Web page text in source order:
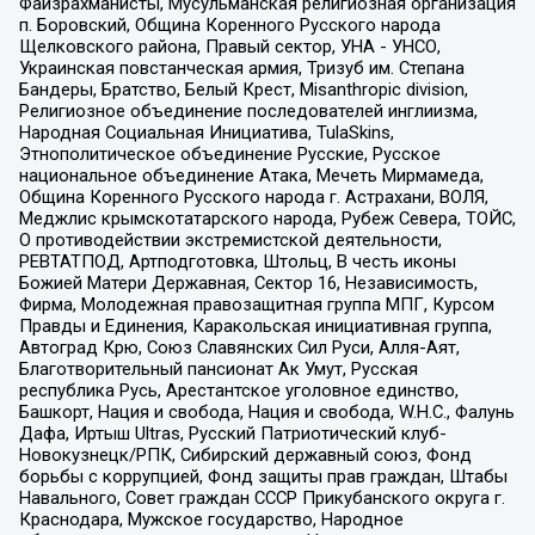
п. Боровский, Община Коренного Русского народа
Щелковского района, Правый сектор, УНА - УНСО,
Украинская повстанческая армия, Тризуб им. Степана
Бандеры, Братство, Белый Крест, Misanthropic division,
Религиозное объединение последователей инглиизма,
Народная Социальная Инициатива, TulaSkins,
Этнополитическое объединение Русские, Русское
национальное объединение Атака, Мечеть Мирмамеда,
Община Коренного Русского народа г. Астрахани, ВОЛЯ,
Меджлис крымскотатарского народа, Рубеж Севера, ТОЙС,
О противодействии экстремистской деятельности,
РЕВТАТПОД, Артподготовка, Штольц, В честь иконы
Божией Матери Державная, Сектор 16, Независимость,
Фирма, Молодежная правозащитная группа МПГ, Курсом
Правды и Единения, Каракольская инициативная группа,
Автоград Крю, Союз Славянских Сил Руси, Алля-Аят,
Благотворительный пансионат Ак Умут, Русская
республика Русь, Арестантское уголовное единство,
Башкорт, Нация и свобода, Нация и свобода, W.H.С., Фалунь
Дафа, Иртыш Ultras, Русский Патриотический клуб-
Новокузнецк/РПК, Сибирский державный союз, Фонд
борьбы с коррупцией, Фонд защиты прав граждан, Штабы
Навального, Совет граждан СССР Прикубанского округа г.
Краснодара, Мужское государство, Народное